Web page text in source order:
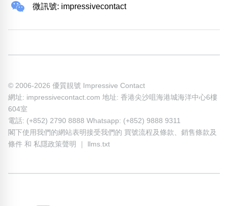
微訊號: impressivecontact
© 2006-2026 優質靚號 Impressive Contact
網址: impressivecontact.com 地址: 香港尖沙咀海港城海洋中心6樓
604室
電話: (+852) 2790 8888 Whatsapp: (+852) 9888 9311
閣下使用我們的網站表明接受我們的 買號流程及條款
銷售條款及
條件 和 私隱政策聲明 llms.txt